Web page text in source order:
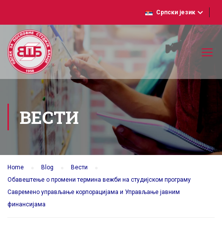
Српски језик
ВЕСТИ
Home Blog
Вести
Обавештење о промени термина вежби на студијском програму
Савремено управљање корпорацијама и Управљање јавним
финансијама